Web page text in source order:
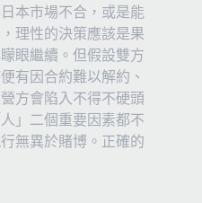
本市場不合，或是能
理性的決策應該是果
眼繼續。但假設雙方
有因合約難以解約、
方會陷入不得不硬頭
」二個重要因素都不
無異於賭博。正確的